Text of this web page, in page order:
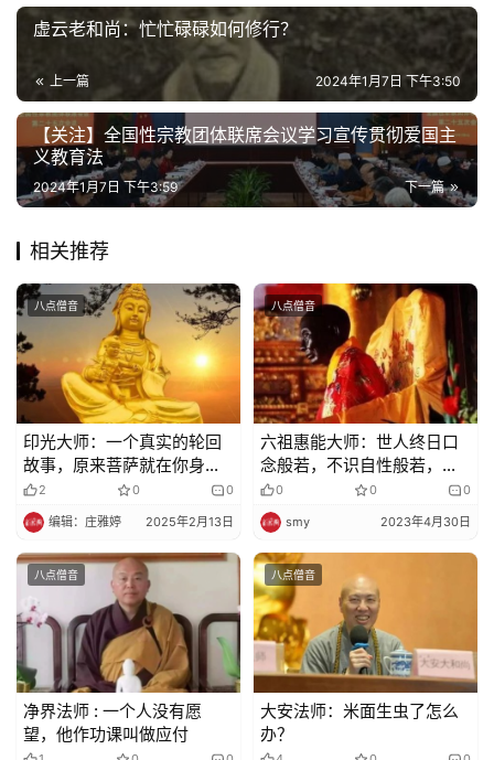
菩
提
专
题
公
益
慈
善
教
人
物
寺
院
巡
视
频
纪
录
登录 注册
虚云老和尚：忙忙碌碌如何修行？
上一篇 2024年1月7日 下午3:50
【关注】全国性宗教团体联席会议学习宣传贯彻爱国主
义教育法
下一篇
2024年1月7日 下午3:59
相关推荐
八点僧音
印光大师：一个真实的轮回
故事，原来菩萨就在你身
边！
2 0 0
编辑：庄雅婷 2025年2月13日
八点僧音
六祖惠能大师：世人终日口
念般若，不识自性般若，犹
如……
0 0 0
smy 2023年4月30日
八点僧音
净界法师 : 一个人没有愿
望，他作功课叫做应付
八点僧音
大安法师：米面生虫了怎么
办？